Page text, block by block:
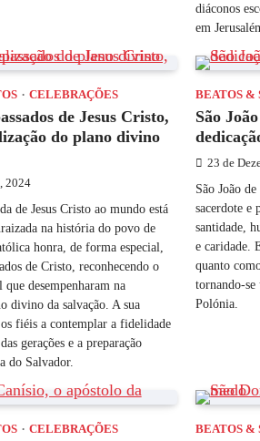
diáconos
em
CELEBRAÇÕES
de Jesus Cristo,
do plano divino
2024
de Jesus Cristo ao mundo está
na história do povo de
honra, de forma especial,
de Cristo, reconhecendo o
desempenharam na
divino da salvação. A sua
fiéis a contemplar a fidelidade
gerações e a preparação
do Salvador.
BEATOS &
São
23 de
São João
sacerdote e
santidade,
e caridade.
quanto
tornando-se
Polónia.
CELEBRAÇÕES BEATOS &